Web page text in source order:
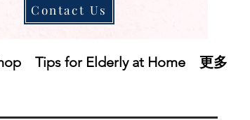
Contact Us
Tips for Elderly at Home 更多